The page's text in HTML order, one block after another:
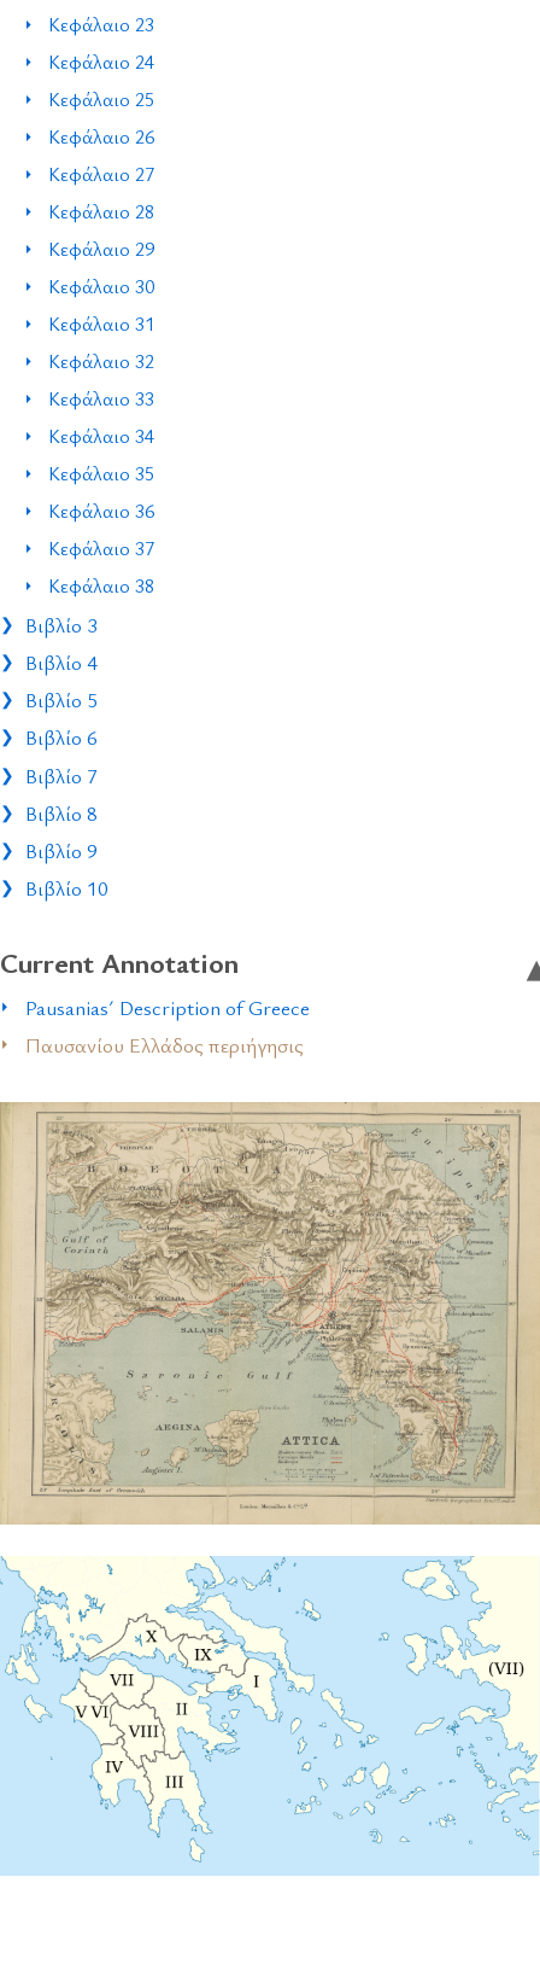
Κεφάλαιο 23
Κεφάλαιο 24
Κεφάλαιο 25
Κεφάλαιο 26
Κεφάλαιο 27
Κεφάλαιο 28
Κεφάλαιο 29
Κεφάλαιο 30
Κεφάλαιο 31
Κεφάλαιο 32
Κεφάλαιο 33
Κεφάλαιο 34
Κεφάλαιο 35
Κεφάλαιο 36
Κεφάλαιο 37
Κεφάλαιο 38
Βιβλίο 3
Βιβλίο 4
Βιβλίο 5
Βιβλίο 6
Βιβλίο 7
Βιβλίο 8
Βιβλίο 9
Βιβλίο 10
Current Annotation
Pausanias´ Description of Greece
Παυσανίου Ελλάδος περιήγησις